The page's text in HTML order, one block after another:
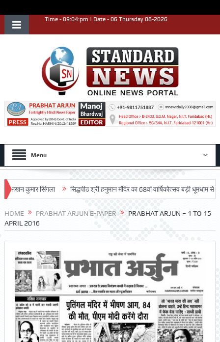
Time - 09:04:pm | Date - 06 Thursday 08-2026
Menu
कुमार सिंगला सिद्धपीठ श्री हनुमान मंदिर का 68वां वार्षिकोत्सव बड़ी धूमधाम से मनाया
HOME PRABHAT ARJUN E-PAPER
PRABHAT ARJUN – 1 TO 15
APRIL 2016